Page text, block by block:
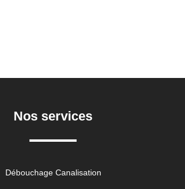
Nos services
Débouchage Canalisation